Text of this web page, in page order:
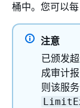
桶中。您可以每
注意
已颁发
成审计
则该服